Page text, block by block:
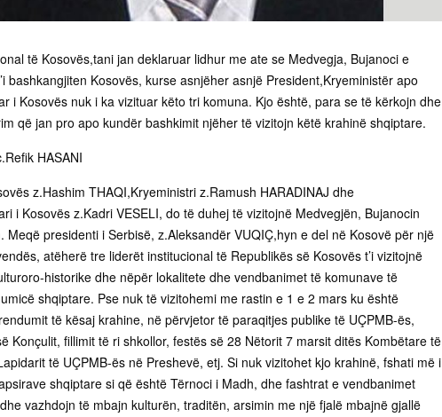
të Kosovës,tani jan deklaruar lidhur me ate se Medvegja, Bujanoci e
bashkangjiten Kosovës, kurse asnjëher asnjë President,Kryeministër apo
i Kosovës nuk i ka vizituar këto tri komuna. Kjo është, para se të kërkojn dhe
që jan pro apo kundër bashkimit njëher të vizitojn këtë krahinë shqiptare.
HASANI
z.Hashim THAQI,Kryeministri z.Ramush HARADINAJ dhe
i Kosovës z.Kadri VESELI, do të duhej të vizitojnë Medvegjën, Bujanocin
Meqë presidenti i Serbisë, z.Aleksandër VUQIÇ,hyn e del në Kosovë për një
atëherë tre liderët institucional të Republikës së Kosovës t’i vizitojnë
historike dhe nëpër lokalitete dhe vendbanimet të komunave të
shqiptare. Pse nuk të vizitohemi me rastin e 1 e 2 mars ku është
të kësaj krahine, në përvjetor të paraqitjes publike të UÇPMB-ës,
Konçulit, fillimit të ri shkollor, festës së 28 Nëtorit 7 marsit ditës Kombëtare të
të UÇPMB-ës në Preshevë, etj. Si nuk vizitohet kjo krahinë, fshati më i
shqiptare si që është Tërnoci i Madh, dhe fashtrat e vendbanimet
vazhdojn të mbajn kulturën, traditën, arsimin me një fjalë mbajnë gjallë